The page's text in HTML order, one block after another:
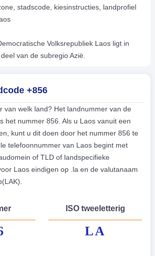
stadscode, kiesinstructies, landprofiel
Volksrepubliek Laos ligt in
van de subregio Azië.
+856
van welk land? Het landnummer van de
het nummer 856. Als u Laos vanuit een
kunt u dit doen door het nummer 856 te
telefoonnummer van Laos begint met
of TLD of landspecifieke
Laos eindigen op .la en de valutanaam
ISO tweeletterig
LA